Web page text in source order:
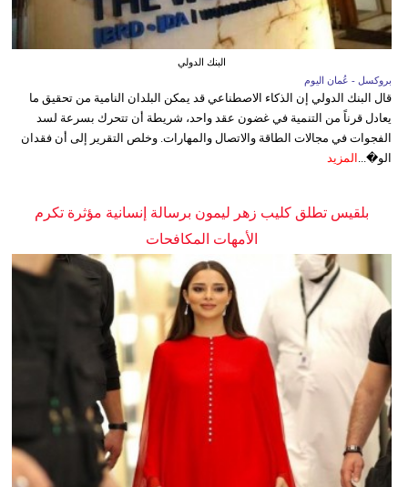
البنك الدولي
بروكسل - عُمان اليوم
قال البنك الدولي إن الذكاء الاصطناعي قد يمكن البلدان النامية من تحقيق ما
يعادل قرناً من التنمية في غضون عقد واحد، شريطة أن تتحرك بسرعة لسد
الفجوات في مجالات الطاقة والاتصال والمهارات. وخلص التقرير إلى أن فقدان
الو�...
المزيد
بلقيس تطلق كليب زهر ليمون برسالة إنسانية مؤثرة تكرم
الأمهات المكافحات